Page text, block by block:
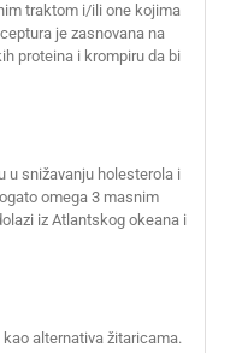
traktom i/ili one kojima
je zasnovana na
proteina i krompiru da bi
u snižavanju holesterola i
omega 3 masnim
iz Atlantskog okeana i
alternativa žitaricama.